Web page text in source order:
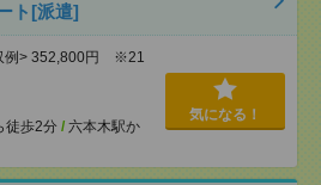
ト[派遣]
例> 352,800円 ※21
徒歩2分 / 六本木駅か
気になる！